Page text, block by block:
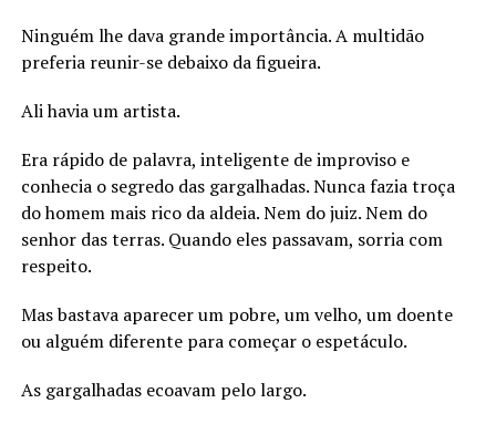
Ninguém lhe dava grande importância. A multidão
preferia reunir-se debaixo da figueira.
Ali havia um artista.
Era rápido de palavra, inteligente de improviso e
conhecia o segredo das gargalhadas. Nunca fazia troça
do homem mais rico da aldeia. Nem do juiz. Nem do
senhor das terras. Quando eles passavam, sorria com
respeito.
Mas bastava aparecer um pobre, um velho, um doente
ou alguém diferente para começar o espetáculo.
As gargalhadas ecoavam pelo largo.